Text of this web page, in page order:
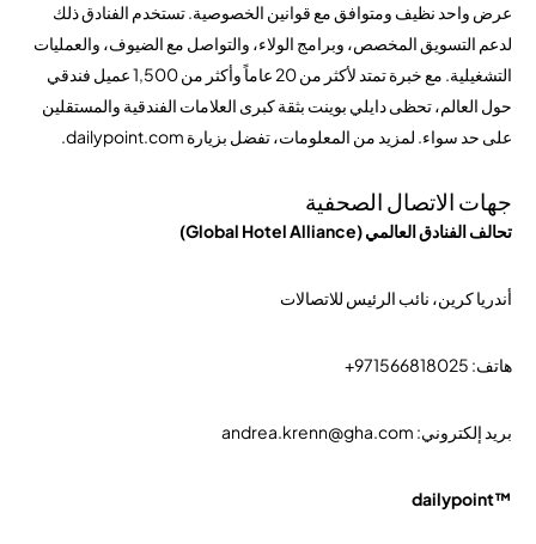
عرض واحد نظيف ومتوافق مع قوانين الخصوصية. تستخدم الفنادق ذلك
لدعم التسويق المخصص، وبرامج الولاء، والتواصل مع الضيوف، والعمليات
التشغيلية. مع خبرة تمتد لأكثر من 20 عاماً وأكثر من 1,500 عميل فندقي
حول العالم، تحظى دايلي بوينت بثقة كبرى العلامات الفندقية والمستقلين
على حد سواء. لمزيد من المعلومات، تفضل بزيارة dailypoint.com.
جهات الاتصال الصحفية
تحالف الفنادق العالمي (Global Hotel Alliance)
أندريا كرين، نائب الرئيس للاتصالات
هاتف: 971566818025+
بريد إلكتروني: andrea.krenn@gha.com
™dailypoint